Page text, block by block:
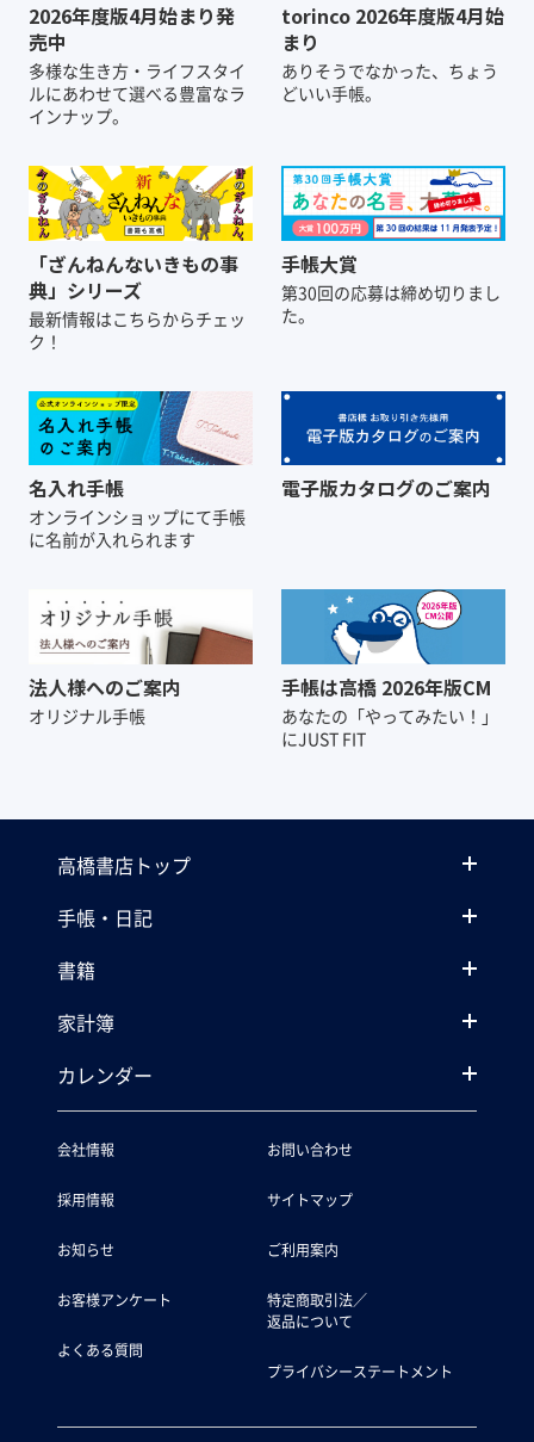
2026年度版4月始まり発
売中
多様な生き方・ライフスタイ
ルにあわせて選べる豊富なラ
インナップ。
torinco 2026年度版4月始
まり
ありそうでなかった、ちょう
どいい手帳。
「ざんねんないきもの事
典」シリーズ
最新情報はこちらからチェッ
ク！
手帳大賞
第30回の応募は締め切りまし
た。
名入れ手帳
オンラインショップにて手帳
に名前が入れられます
電子版カタログのご案内
法人様へのご案内
オリジナル手帳
手帳は高橋 2026年版CM
あなたの「やってみたい！」
にJUST FIT
高橋書店トップ
手帳・日記
書籍
家計簿
カレンダー
会社情報
採用情報
お知らせ
お客様アンケート
よくある質問
お問い合わせ
サイトマップ
ご利用案内
特定商取引法／
返品について
プライバシーステートメント